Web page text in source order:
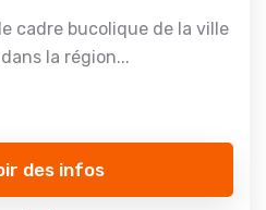
cadre bucolique de la ville
la région...
des infos